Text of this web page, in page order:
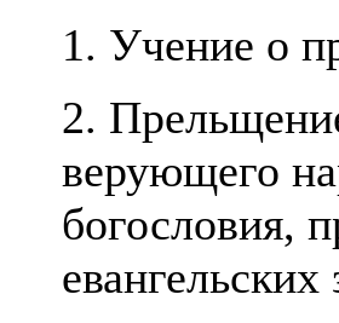
1. Учение о
2.
верующего
богословия,
евангельских